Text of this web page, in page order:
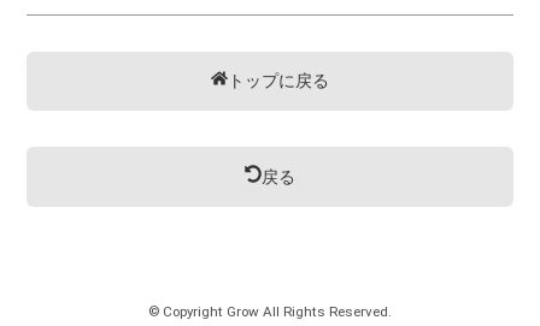
トップに戻る
戻る
© Copyright Grow All Rights Reserved.